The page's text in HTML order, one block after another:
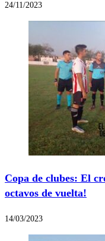
24/11/2023
Copa de clubes: El
octavos de vuelta!
14/03/2023